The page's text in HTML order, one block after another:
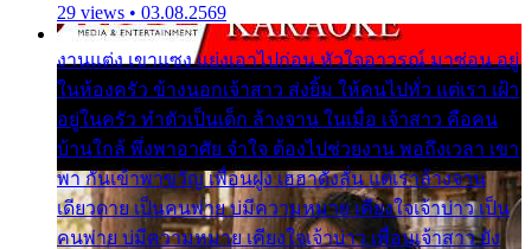
29 views • 03.08.2569
งานแต่ง เขาแซง แย่งเอาไปก่อน หัวใจอาวรณ์ มาซ่อน อยู่
ในห้องครัว ข้างนอกเจ้าสาว ส่งยิ้ม ให้คนไปทั่ว แต่เรา เฝ้า
อยู่ในครัว ทำตัวเป็นเด็ก ล้างจาน ในเมื่อ เจ้าสาว คือคน
บ้านใกล้ พึ่งพาอาศัย จำใจ ต้องไปช่วยงาน พอถึงเวลา เขา
พา กันเข้าพาขวัญ เพื่อนฝูง เฮฮาดังลั่น แต่เราล้างจาน
เดียวดาย เป็นคนพ่าย บ่มีความหมาย เคียงใจเจ้าบ่าว เป็น
คนพ่าย บ่มีความหมาย เคียงใจเจ้าบ่าว เพื่อนเจ้าสาว ยัง